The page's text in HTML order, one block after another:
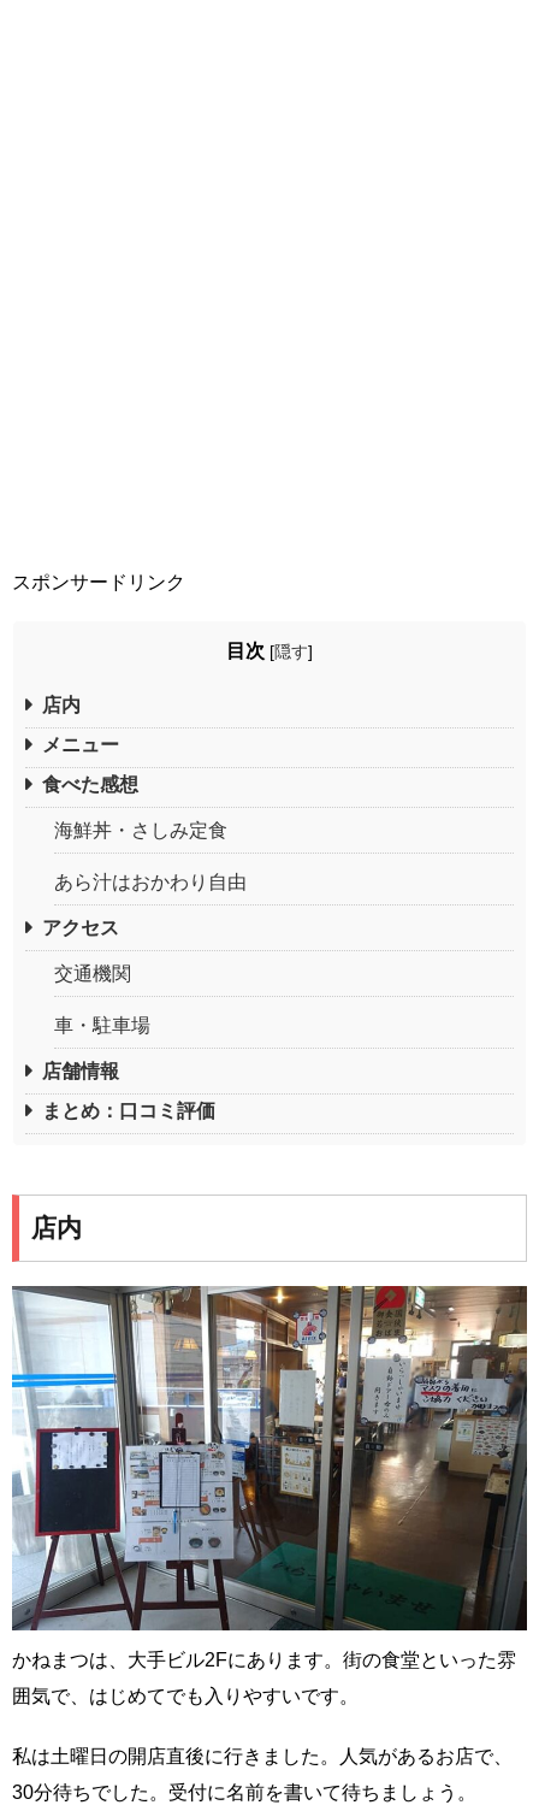
スポンサードリンク
目次 [隠す]
店内
メニュー
食べた感想
海鮮丼・さしみ定食
あら汁はおかわり自由
アクセス
交通機関
車・駐車場
店舗情報
まとめ：口コミ評価
店内
かねまつは、大手ビル2Fにあります。街の食堂といった雰
囲気で、はじめてでも入りやすいです。
私は土曜日の開店直後に行きました。人気があるお店で、
30分待ちでした。受付に名前を書いて待ちましょう。